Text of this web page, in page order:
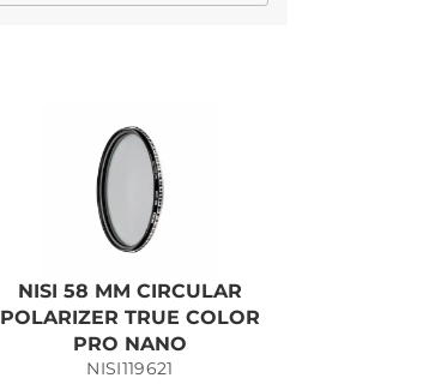
NISI 58 MM CIRCULAR
POLARIZER TRUE COLOR
PRO NANO
NISI119621